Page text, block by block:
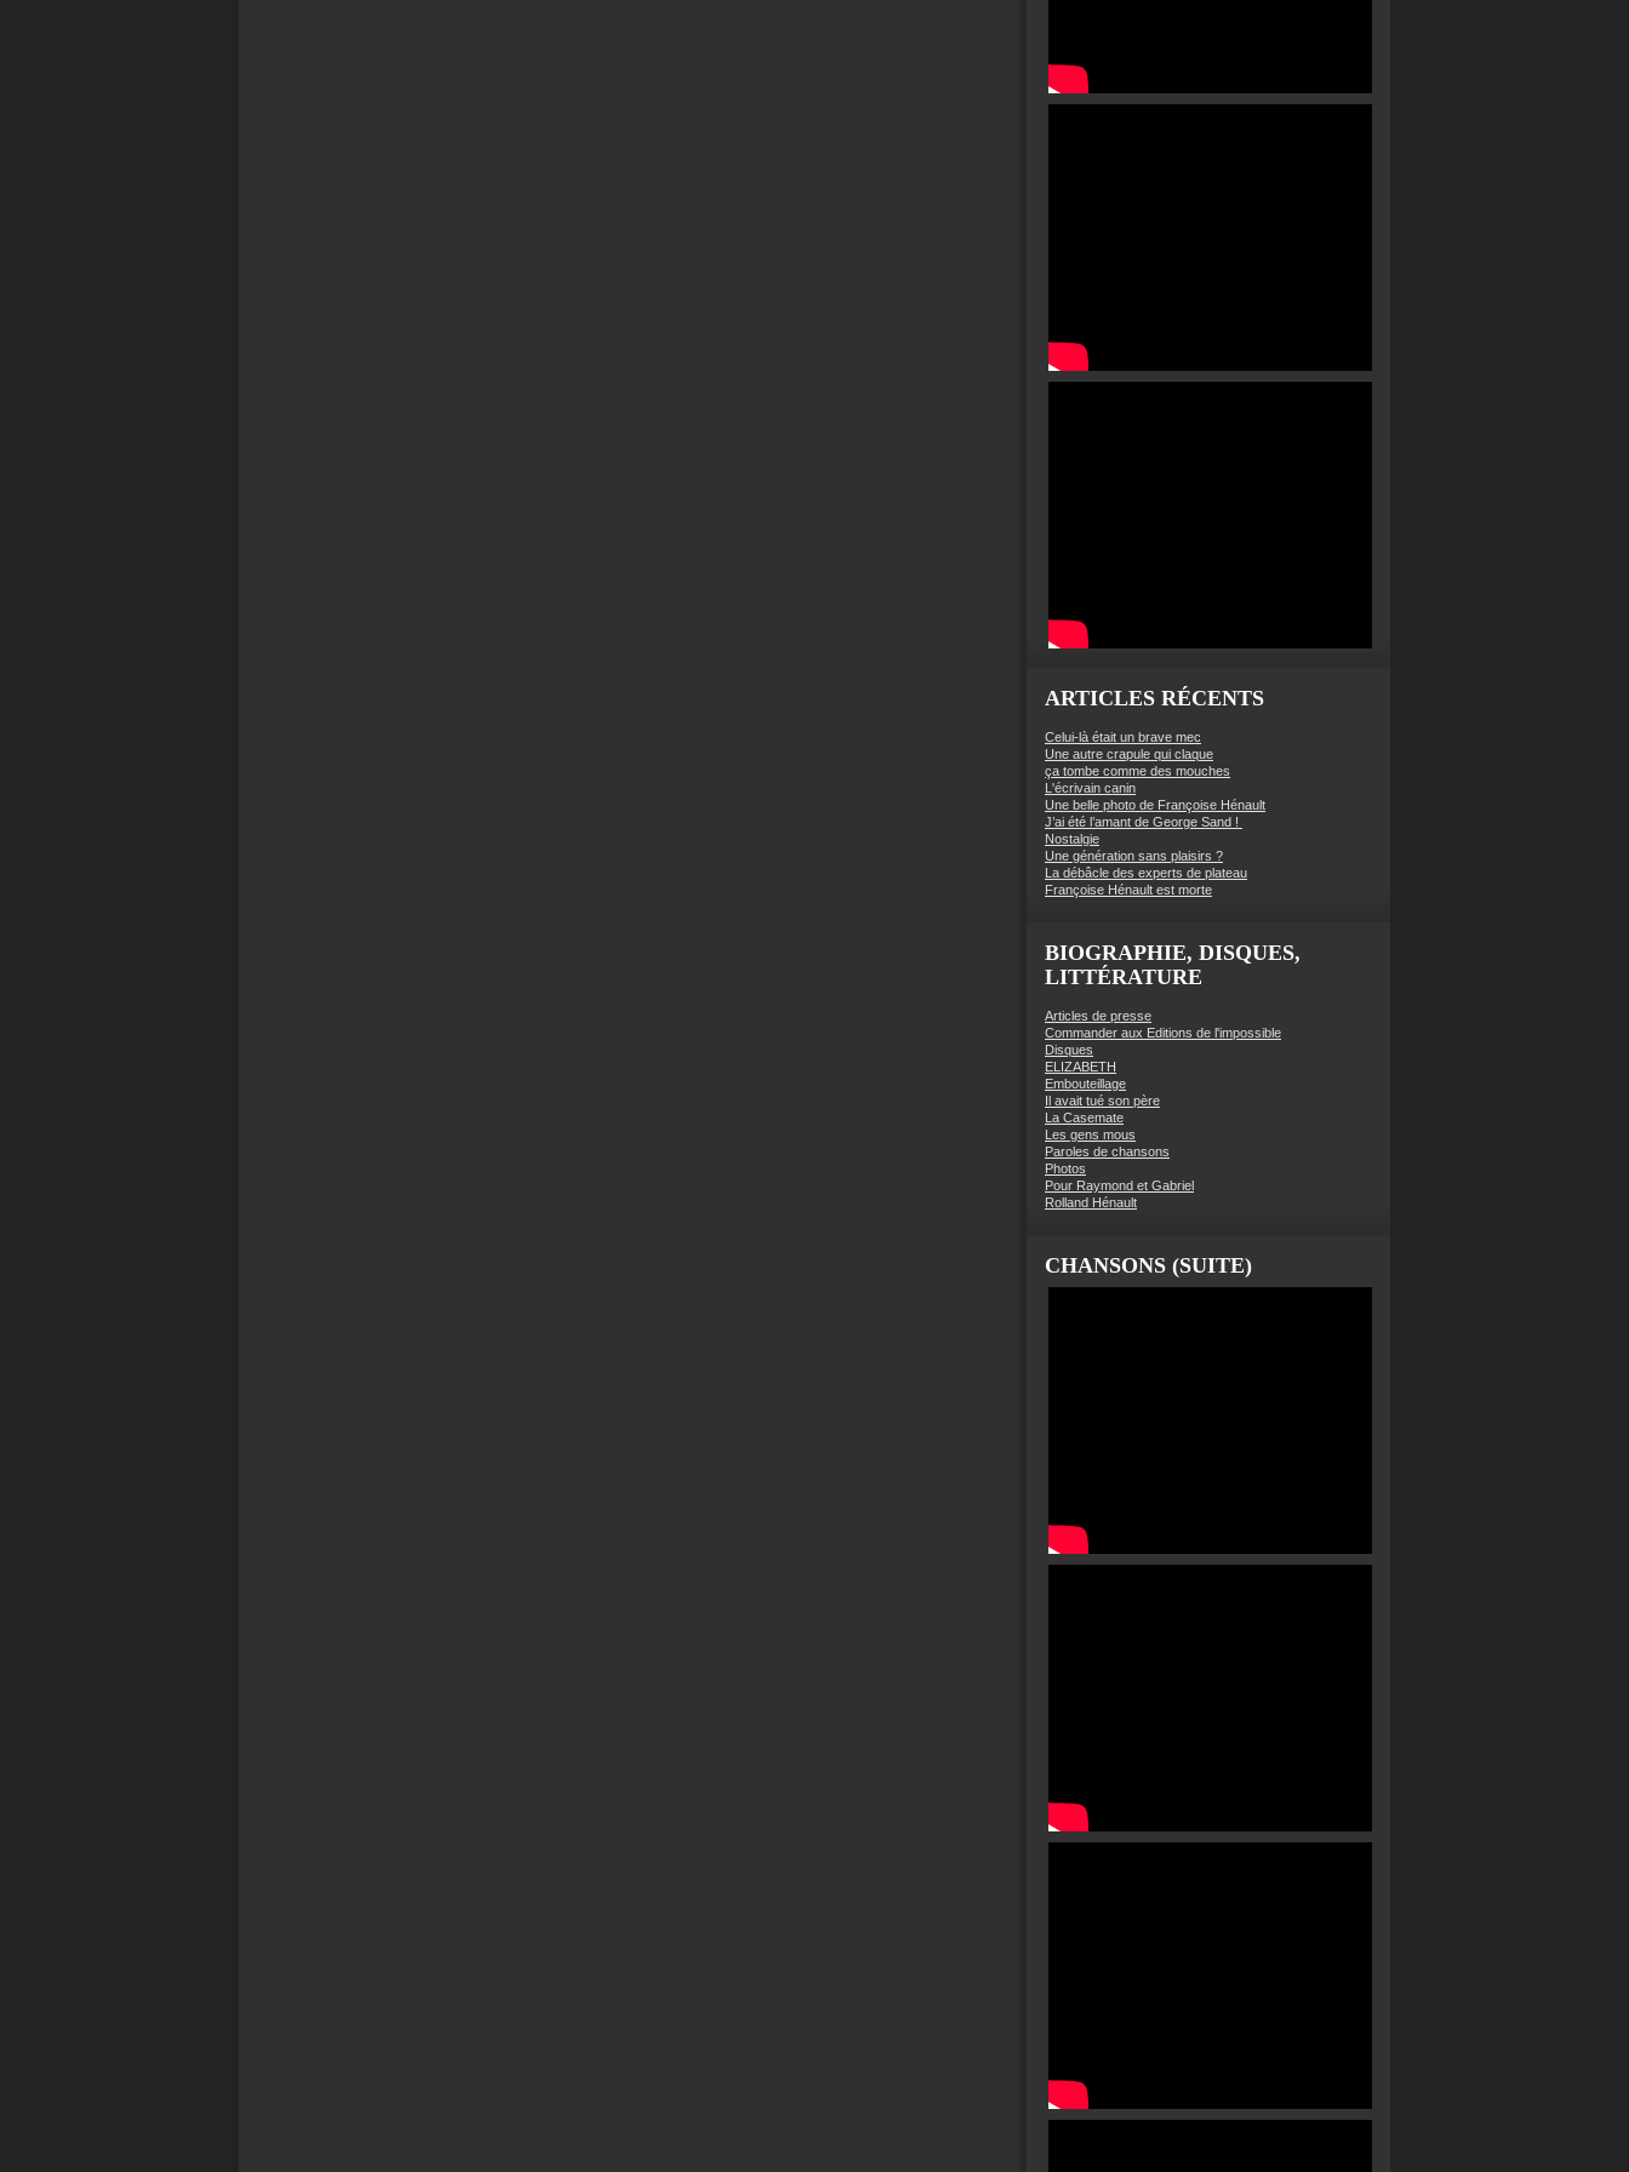
ARTICLES RÉCENTS
Celui-là était un brave mec
Une autre crapule qui claque
ça tombe comme des mouches
L'écrivain canin
Une belle photo de Françoise Hénault
J’ai été l’amant de George Sand !
Nostalgie
Une génération sans plaisirs ?
La débâcle des experts de plateau
Françoise Hénault est morte
BIOGRAPHIE, DISQUES,
LITTÉRATURE
Articles de presse
Commander aux Editions de l'impossible
Disques
ELIZABETH
Embouteillage
Il avait tué son père
La Casemate
Les gens mous
Paroles de chansons
Photos
Pour Raymond et Gabriel
Rolland Hénault
CHANSONS (SUITE)